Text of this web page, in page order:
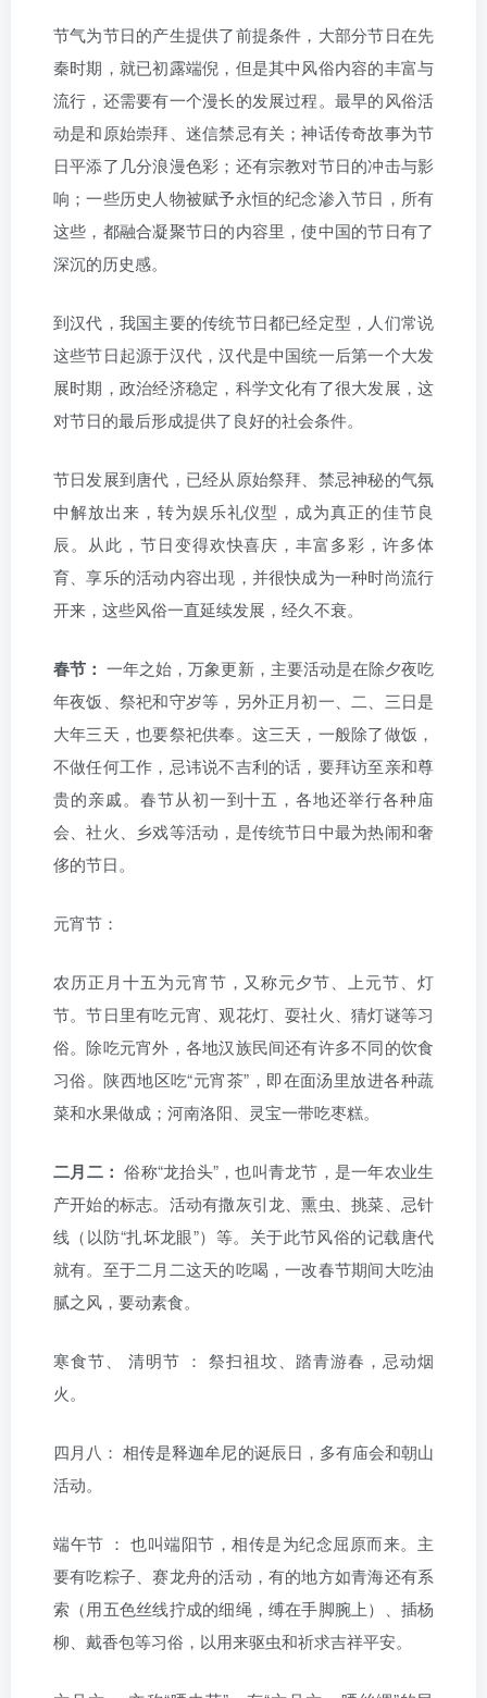
节气为节日的产生提供了前提条件，大部分节日在先
秦时期，就已初露端倪，但是其中风俗内容的丰富与
流行，还需要有一个漫长的发展过程。最早的风俗活
动是和原始崇拜、迷信禁忌有关；神话传奇故事为节
日平添了几分浪漫色彩；还有宗教对节日的冲击与影
响；一些历史人物被赋予永恒的纪念渗入节日，所有
这些，都融合凝聚节日的内容里，使中国的节日有了
深沉的历史感。
到汉代，我国主要的传统节日都已经定型，人们常说
这些节日起源于汉代，汉代是中国统一后第一个大发
展时期，政治经济稳定，科学文化有了很大发展，这
对节日的最后形成提供了良好的社会条件。
节日发展到唐代，已经从原始祭拜、禁忌神秘的气氛
中解放出来，转为娱乐礼仪型，成为真正的佳节良
辰。从此，节日变得欢快喜庆，丰富多彩，许多体
育、享乐的活动内容出现，并很快成为一种时尚流行
开来，这些风俗一直延续发展，经久不衰。
春节：一年之始，万象更新，主要活动是在除夕夜吃
年夜饭、祭祀和守岁等，另外正月初一、二、三日是
大年三天，也要祭祀供奉。这三天，一般除了做饭，
不做任何工作，忌讳说不吉利的话，要拜访至亲和尊
贵的亲戚。春节从初一到十五，各地还举行各种庙
会、社火、乡戏等活动，是传统节日中最为热闹和奢
侈的节日。
元宵节：
农历正月十五为元宵节，又称元夕节、上元节、灯
节。节日里有吃元宵、观花灯、耍社火、猜灯谜等习
俗。除吃元宵外，各地汉族民间还有许多不同的饮食
习俗。陕西地区吃“元宵茶”，即在面汤里放进各种蔬
菜和水果做成；河南洛阳、灵宝一带吃枣糕。
二月二：俗称“龙抬头”，也叫青龙节，是一年农业生
产开始的标志。活动有撒灰引龙、熏虫、挑菜、忌针
线（以防“扎坏龙眼”）等。关于此节风俗的记载唐代
就有。至于二月二这天的吃喝，一改春节期间大吃油
腻之风，要动素食。
寒食节、 清明节 ： 祭扫祖坟、踏青游春，忌动烟
火。
四月八：相传是释迦牟尼的诞辰日，多有庙会和朝山
活动。
端午节 ：也叫端阳节，相传是为纪念屈原而来。主
要有吃粽子、赛龙舟的活动，有的地方如青海还有系
索（用五色丝线拧成的细绳，缚在手脚腕上）、插杨
柳、戴香包等习俗，以用来驱虫和祈求吉祥平安。